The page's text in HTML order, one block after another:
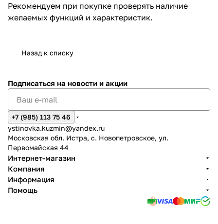
Рекомендуем при покупке проверять наличие
желаемых функций и характеристик.
Назад к списку
Подписаться на новости и акции
+7 (985) 113 75 46
ystinovka.kuzmin@yandex.ru
Московская обл. Истра, с. Новопетровское, ул.
Первомайская 44
Интернет-магазин
Компания
Информация
Помощь